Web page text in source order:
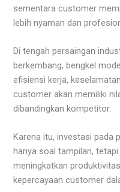
sementara customer
lebih nyaman dan
Di tengah persaingan
berkembang, bengkel
efisiensi kerja,
customer akan memiliki
dibandingkan kompetitor.
Karena itu, investasi pada
hanya soal tampilan,
meningkatkan
kepercayaan customer